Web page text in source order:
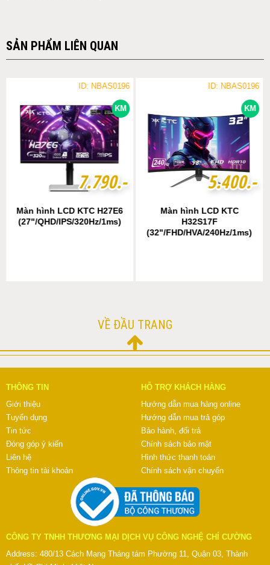
SẢN PHẨM LIÊN QUAN
KM
ID: NBAS0196
7.790.-
7.790.-
Màn hình LCD KTC H27E6
(27"/QHD/IPS/320Hz/1ms)
KM
ID: NBAS0196
5.400.-
5.400.-
Màn hình LCD KTC
H32S17F
(32"/FHD/HVA/240Hz/1ms)
VỀ ĐẦU TRANG
THÔNG TIN
Giới thiệu
Tuyển dụng
Tin tức
Đóng góp ý kiến
Liên hệ
Thông tin tài khoản
HỖ TRỢ KHÁCH HÀNG
Hướng dẫn mua hàng online
Hướng dẫn mua trả góp
Bảo hành, đổi trả
Chính sách bảo mật
Hình thức thanh toán
Chính sách vận chuyển
CÔNG TY TNHH THƯƠNG MẠI DỊCH VỤ CÔNG NGHỆ CHÍ CƯỜNG
Address: 480/13 Cách Mạng Tháng tám Phường 11, Quận 03, Thành